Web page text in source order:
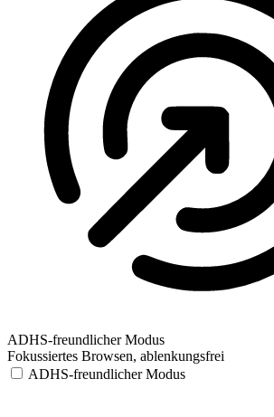
ADHS-freundlicher Modus
Fokussiertes Browsen, ablenkungsfrei
ADHS-freundlicher Modus